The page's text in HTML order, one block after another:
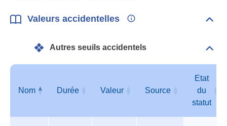
Valeurs accidentelles
Autres seuils accidentels
Nom Durée Valeur Source
Etat
du
statut